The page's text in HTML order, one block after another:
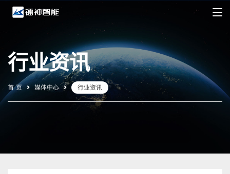
行业资讯
首 页 媒体中心 行业资讯